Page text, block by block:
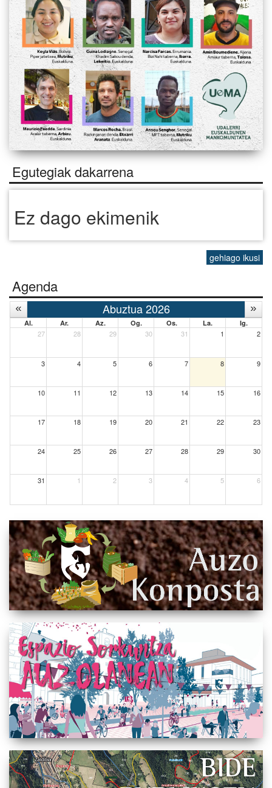
Egutegiak dakarrena
Ez dago ekimenik
gehiago ikusi
Agenda
Abuztua 2026
Al. Ar. Az. Og. Os. La. Ig.
27 28 29 30 31 1 2
3 4 5 6 7 8 9
10 11 12 13 14 15 16
17 18 19 20 21 22 23
24 25 26 27 28 29 30
31 1 2 3 4 5 6